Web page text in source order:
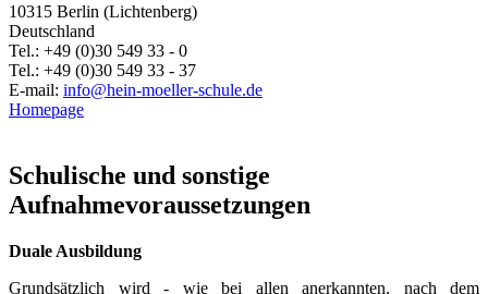
10315 Berlin (Lichtenberg)
Deutschland
Tel.: +49 (0)30 549 33 - 0
Tel.: +49 (0)30 549 33 - 37
E-mail: info@hein-moeller-schule.de
Homepage
Schulische und sonstige
Aufnahmevoraussetzungen
Duale Ausbildung
Grundsätzlich wird - wie bei allen anerkannten, nach dem